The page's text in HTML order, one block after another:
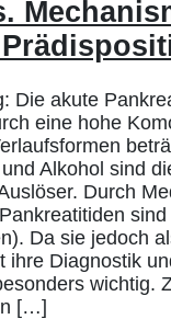
Die akute
eine hohe
Alkohol sind
Durch
Da sie jedoch
ihre Diagnostik
wichtig.
[…]